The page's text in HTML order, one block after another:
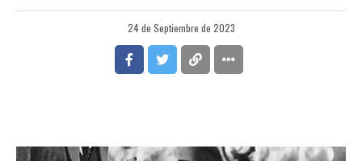
24 de Septiembre de 2023